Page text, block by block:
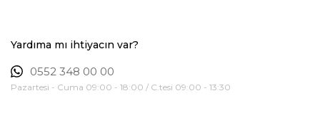
Yardıma mı ihtiyacın var?
0552 348 00 00
Pazartesi - Cuma 09:00 - 18:00 / C.tesi 09:00 - 13:30